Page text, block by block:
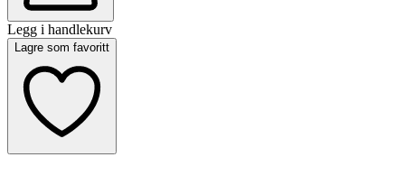
Legg i handlekurv
Lagre som favoritt